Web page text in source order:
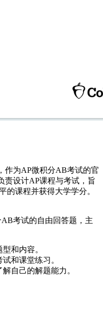
作为AP微积分AB考试的官
责设计AP课程与考试，旨
的课程并获得大学学分。
考试的自由回答题，主
和内容。
和课堂练习。
自己的解题能力。